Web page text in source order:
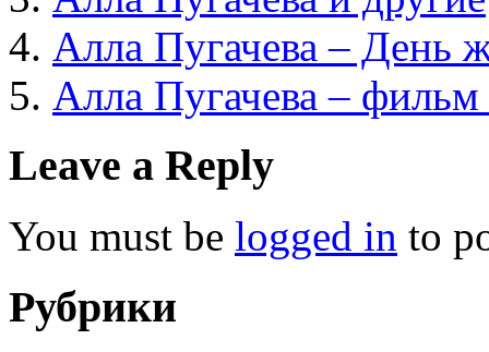
Алла Пугачева – День
Алла Пугачева – фильм
Leave a Reply
You must be logged in to
Рубрики